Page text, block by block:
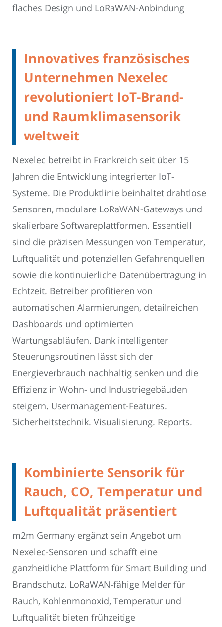
flaches Design und LoRaWAN-Anbindung
Innovatives französisches
Unternehmen Nexelec
revolutioniert IoT-Brand-
und Raumklimasensorik
weltweit
Nexelec betreibt in Frankreich seit über 15
Jahren die Entwicklung integrierter IoT-
Systeme. Die Produktlinie beinhaltet drahtlose
Sensoren, modulare LoRaWAN-Gateways und
skalierbare Softwareplattformen. Essentiell
sind die präzisen Messungen von Temperatur,
Luftqualität und potenziellen Gefahrenquellen
sowie die kontinuierliche Datenübertragung in
Echtzeit. Betreiber profitieren von
automatischen Alarmierungen, detailreichen
Dashboards und optimierten
Wartungsabläufen. Dank intelligenter
Steuerungsroutinen lässt sich der
Energieverbrauch nachhaltig senken und die
Effizienz in Wohn- und Industriegebäuden
steigern. Usermanagement-Features.
Sicherheitstechnik. Visualisierung. Reports.
Kombinierte Sensorik für
Rauch, CO, Temperatur und
Luftqualität präsentiert
m2m Germany ergänzt sein Angebot um
Nexelec-Sensoren und schafft eine
ganzheitliche Plattform für Smart Building und
Brandschutz. LoRaWAN-fähige Melder für
Rauch, Kohlenmonoxid, Temperatur und
Luftqualität bieten frühzeitige